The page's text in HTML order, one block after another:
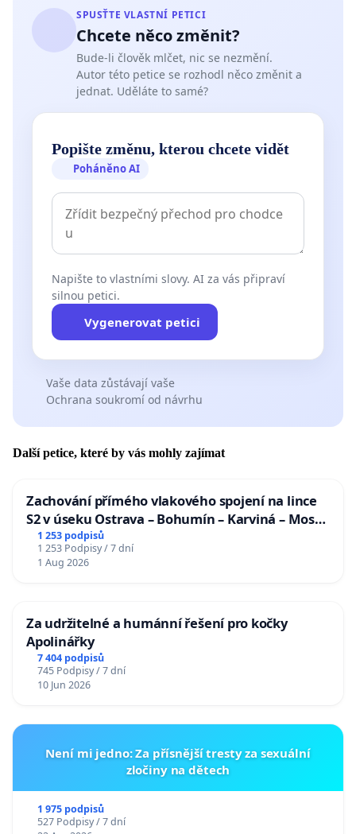
SPUSŤTE VLASTNÍ PETICI
Chcete něco změnit?
Bude-li člověk mlčet, nic se nezmění.
Autor této petice se rozhodl něco změnit a
jednat. Uděláte to samé?
Popište změnu, kterou chcete vidět
Poháněno AI
Napište to vlastními slovy. AI za vás připraví
silnou petici.
Vygenerovat petici
Vaše data zůstávají vaše
Ochrana soukromí od návrhu
Další petice, které by vás mohly zajímat
Zachování přímého vlakového spojení na lince
S2 v úseku Ostrava – Bohumín – Karviná – Mosty
u Jablunkova
1 253 podpisů
1 253 Podpisy / 7 dní
1 Aug 2026
Za udržitelné a humánní řešení pro kočky
Apolinářky
7 404 podpisů
745 Podpisy / 7 dní
10 Jun 2026
Není mi jedno: Za přísnější tresty za sexuální
zločiny na dětech
1 975 podpisů
527 Podpisy / 7 dní